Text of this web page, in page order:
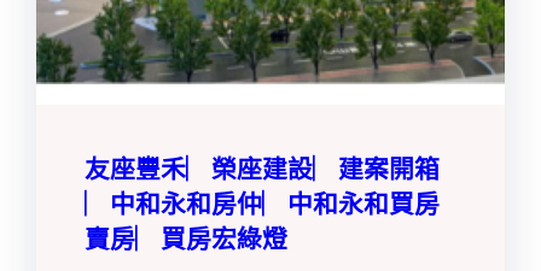
友座豐禾︳榮座建設︳建案開箱
︳中和永和房仲︳中和永和買房
賣房︳買房宏綠燈